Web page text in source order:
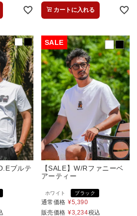
カートに入れる
ブルテ
【SALE】W/Rファニーベ
アーティー
ホワイト ブラック
通常価格 ¥5,390
販売価格 ¥3,234税込